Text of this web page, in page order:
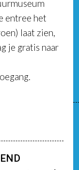
entree het
laat zien,
je gratis naar